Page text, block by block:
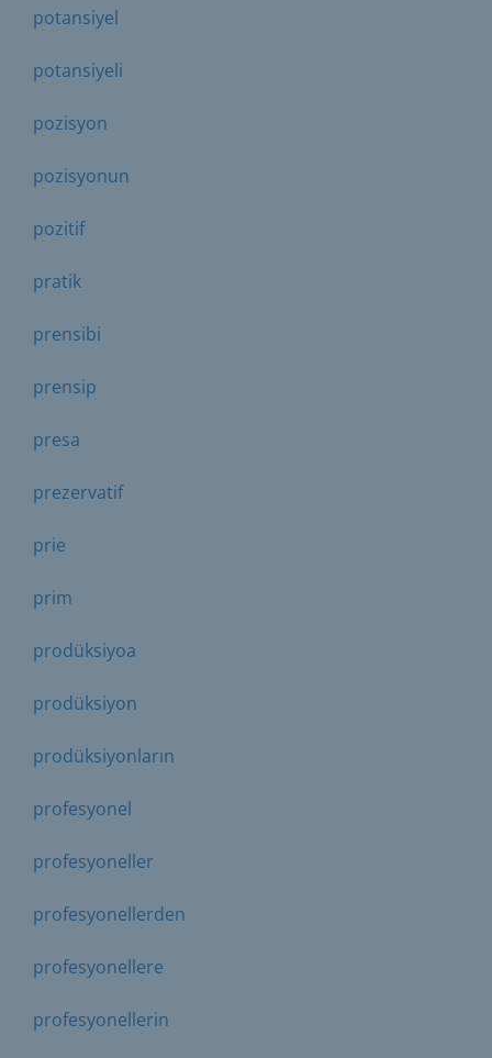
potansiyel
potansiyeli
pozisyon
pozisyonun
pozitif
pratik
prensibi
prensip
presa
prezervatif
prie
prim
prodüksiyoa
prodüksiyon
prodüksiyonların
profesyonel
profesyoneller
profesyonellerden
profesyonellere
profesyonellerin